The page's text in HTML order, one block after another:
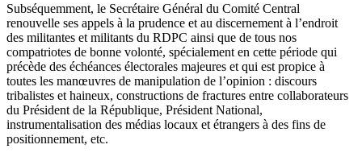
Subséquemment, le Secrétaire Général du Comité Central
renouvelle ses appels à la prudence et au discernement à l’endroit
des militantes et militants du RDPC ainsi que de tous nos
compatriotes de bonne volonté, spécialement en cette période qui
précède des échéances électorales majeures et qui est propice à
toutes les manœuvres de manipulation de l’opinion : discours
tribalistes et haineux, constructions de fractures entre collaborateurs
du Président de la République, Président National,
instrumentalisation des médias locaux et étrangers à des fins de
positionnement, etc.